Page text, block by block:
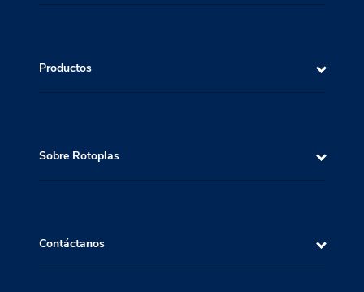
Productos
Sobre Rotoplas
Contáctanos